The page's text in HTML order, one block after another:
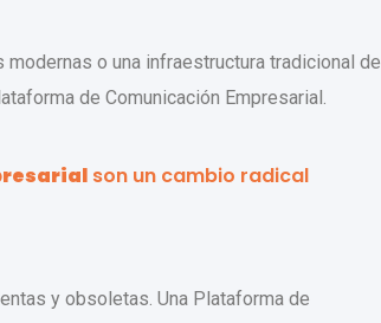
o una infraestructura tradicional de
de Comunicación Empresarial.
son un cambio radical
y obsoletas. Una Plataforma de